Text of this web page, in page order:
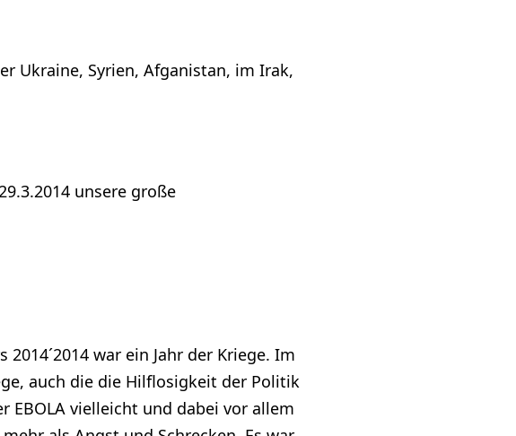
Ukraine, Syrien, Afganistan, im Irak,
unsere große
2014´2014 war ein Jahr der Kriege. Im
auch die die Hilflosigkeit der Politik
EBOLA vielleicht und dabei vor allem